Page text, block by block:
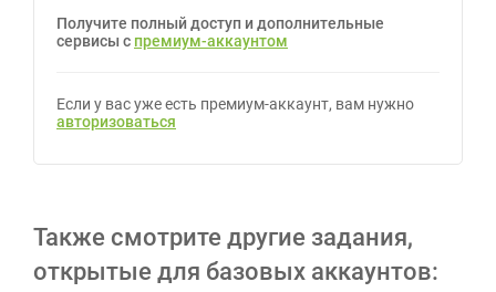
Получите полный доступ и дополнительные
сервисы с премиум-аккаунтом
Если у вас уже есть премиум-аккаунт, вам нужно
авторизоваться
Также смотрите другие задания,
открытые для базовых аккаунтов: